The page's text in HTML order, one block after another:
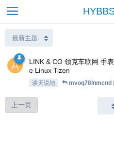
LINK & CO 领克车联网 手
e Linux Tizen
谈天说地 mvoq78lnmcnd
上一页